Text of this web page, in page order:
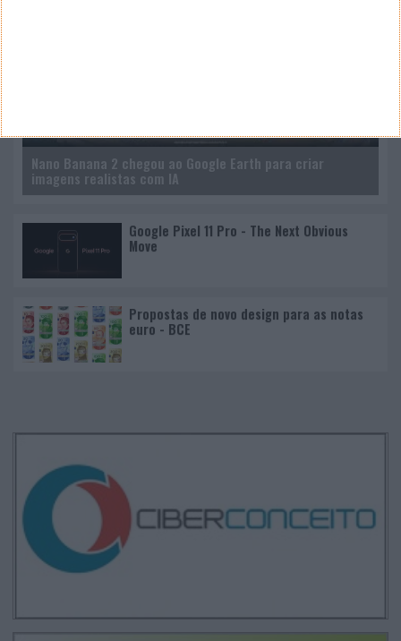
Nano Banana 2 chegou ao Google Earth para criar
imagens realistas com IA
Google Pixel 11 Pro - The Next Obvious
Move
Propostas de novo design para as notas
euro - BCE